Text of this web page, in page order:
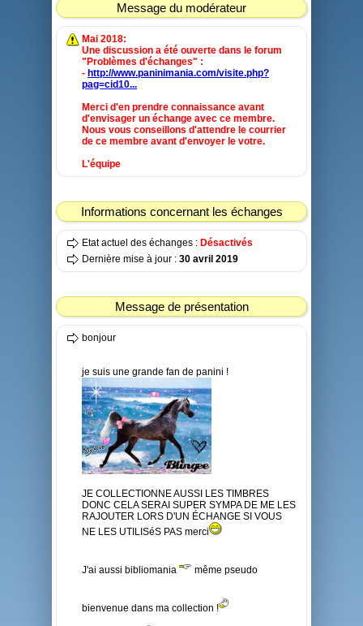
Message du modérateur
Mai 2018:
Une discussion a été ouverte dans le forum
"Problèmes d'échanges" :
- http://www.paninimania.com/visite.php?
pag=cid10...
Merci d'en prendre connaissance avant
d'envisager un échange avec ce membre.
Nous vous conseillons d'attendre le courrier
de ce membre avant d'envoyer le votre.
L'équipe
Informations concernant les échanges
Etat actuel des échanges : Désactivés
Dernière mise à jour : 30 avril 2019
Message de présentation
bonjour
je suis une grande fan de panini !
JE COLLECTIONNE AUSSI LES TIMBRES
DONC CELA SERAI SUPER SYMPA DE ME LES
RAJOUTER LORS D'UN ÉCHANGE SI VOUS
NE LES UTILISéS PAS merci
J'ai aussi bibliomania même pseudo
bienvenue dans ma collection !